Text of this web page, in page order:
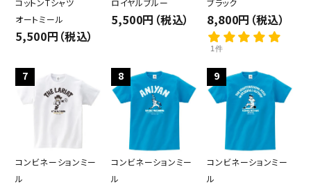
検索する
オートミール
5,500円（税込）
5,500円（税込） 8,800円（税込）
1件
7
コンビネーションミー
ル
8
コンビネーションミー
ル
9
コンビネーションミー
ル